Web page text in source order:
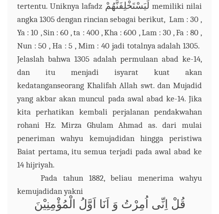
tertentu. Uniknya lafadz لَيَسْتَخْلِفَنَّهُمْ memiliki nilai
angka 1305 dengan rincian sebagai berikut, Lam : 30 ,
Ya : 10 , Sin : 60 , ta : 400 , Kha : 600 , Lam : 30 , Fa : 80 ,
Nun : 50 , Ha : 5 , Mim : 40 jadi totalnya adalah 1305.
Jelaslah bahwa 1305 adalah permulaan abad ke-14,
dan itu menjadi isyarat kuat akan
kedatanganseorang Khalifah Allah swt. dan Mujadid
yang akbar akan muncul pada awal abad ke-14. Jika
kita perhatikan kembali perjalanan pendakwahan
rohani Hz. Mirza Ghulam Ahmad as. dari mulai
peneriman wahyu kemujadidan hingga peristiwa
Baiat pertama, itu semua terjadi pada awal abad ke
14 hijriyah.
Pada tahun 1882, beliau menerima wahyu
kemujadidan yakni
قُلْ اِنِّى اُمِرْتُ وَ اَنَا اَوَّلُ الْمُؤْمِنِيْنَ